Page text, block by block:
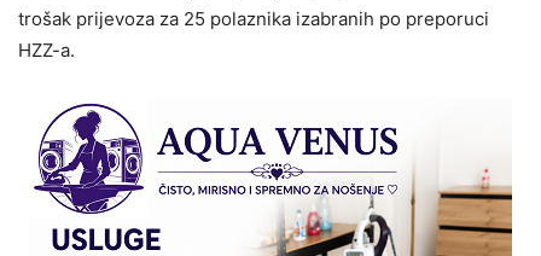
trošak prijevoza za 25 polaznika izabranih po preporuci
HZZ-a.